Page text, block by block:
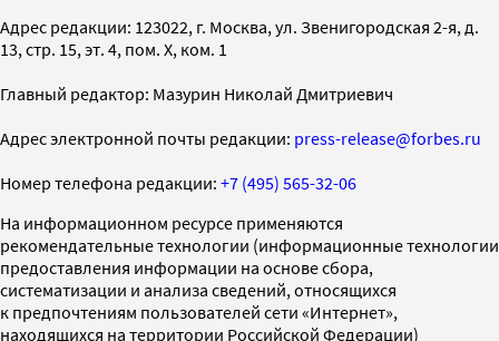
Адрес редакции: 123022, г. Москва, ул. Звенигородская 2-я, д.
13, стр. 15, эт. 4, пом. X, ком. 1
Главный редактор: Мазурин Николай Дмитриевич
Адрес электронной почты редакции: press-release@forbes.ru
Номер телефона редакции: +7 (495) 565-32-06
На информационном ресурсе применяются
рекомендательные технологии (информационные технологии
предоставления информации на основе сбора,
систематизации и анализа сведений, относящихся
к предпочтениям пользователей сети «Интернет»,
находящихся на территории Российской Федерации)